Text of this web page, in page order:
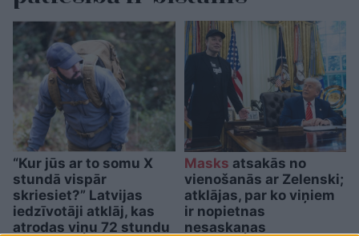
“Kur jūs ar to somu X
stundā vispār
skriesiet?” Latvijas
iedzīvotāji atklāj, kas
atrodas viņu 72 stundu
Masks atsakās no
vienošanās ar Zelenski;
atklājas, par ko viņiem
ir nopietnas
nesaskaņas